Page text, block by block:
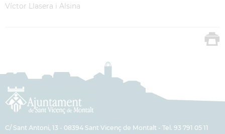
Víctor Llasera i Alsina
C/ Sant Antoni, 13 - 08394 Sant Vicenç de Montalt - Tel. 93 791 05 11